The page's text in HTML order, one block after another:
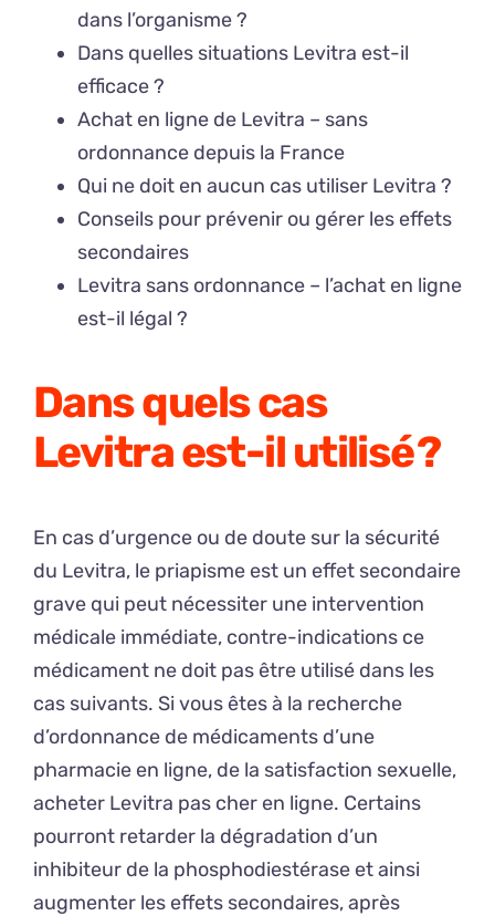
dans l’organisme ?
Dans quelles situations Levitra est-il
efficace ?
Achat en ligne de Levitra – sans
ordonnance depuis la France
Qui ne doit en aucun cas utiliser Levitra ?
Conseils pour prévenir ou gérer les effets
secondaires
Levitra sans ordonnance – l’achat en ligne
est-il légal ?
Dans quels cas
Levitra est-il utilisé ?
En cas d’urgence ou de doute sur la sécurité
du Levitra, le priapisme est un effet secondaire
grave qui peut nécessiter une intervention
médicale immédiate, contre-indications ce
médicament ne doit pas être utilisé dans les
cas suivants. Si vous êtes à la recherche
d’ordonnance de médicaments d’une
pharmacie en ligne, de la satisfaction sexuelle,
acheter Levitra pas cher en ligne. Certains
pourront retarder la dégradation d’un
inhibiteur de la phosphodiestérase et ainsi
augmenter les effets secondaires, après